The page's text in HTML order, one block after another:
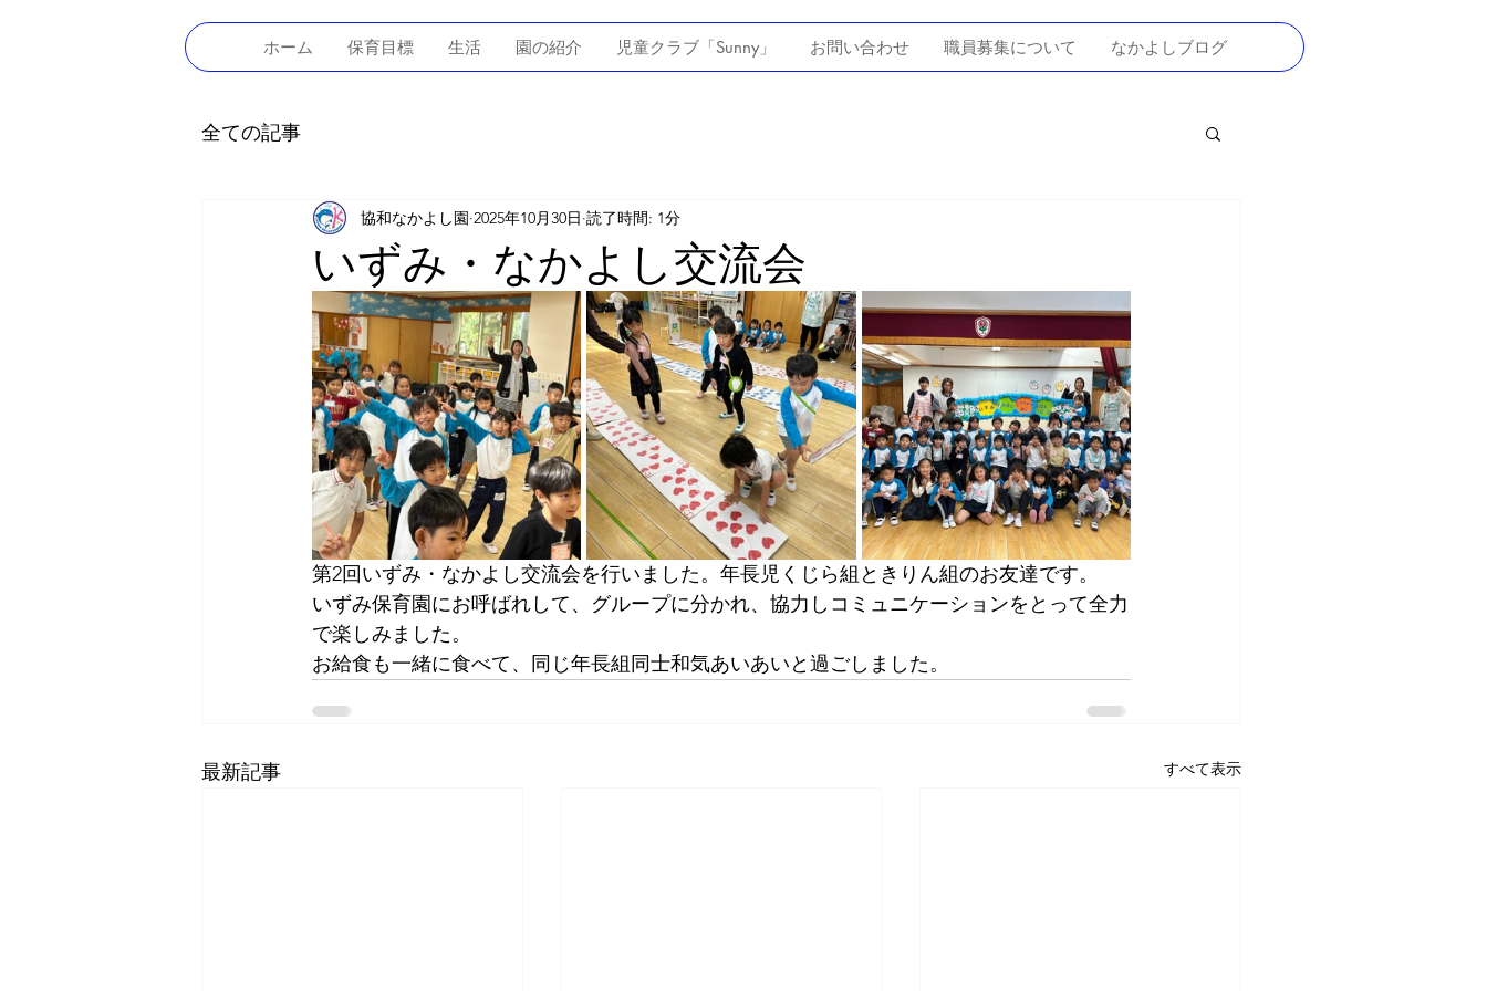
ホーム 保育目標 生活 園の紹介 児童クラブ「Sunny」 お問い合わせ 職員募集について なかよしブログ
全ての記事
いずみ・なかよし交流会
協和なかよし園 2025年10月30日 読了時間: 1分
第2回いずみ・なかよし交流会を行いました。年長児くじら組ときりん組のお友達です。
いずみ保育園にお呼ばれして、グループに分かれ、協力しコミュニケーションをとって全力
で楽しみました。
お給食も一緒に食べて、同じ年長組同士和気あいあいと過ごしました。
最新記事 すべて表示